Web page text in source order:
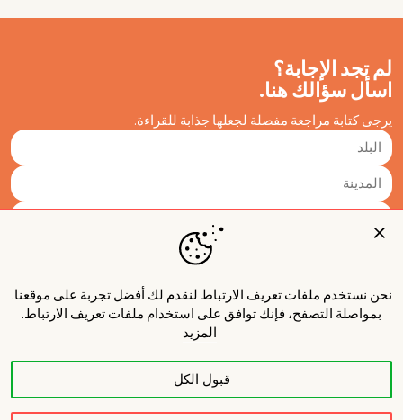
لم تجد الإجابة؟
اسأل سؤالك هنا.
يرجى كتابة مراجعة مفصلة لجعلها جذابة للقراءة.
نشر
نحن نستخدم ملفات تعريف الارتباط لنقدم لك أفضل تجربة على موقعنا.
بمواصلة التصفح، فإنك توافق على استخدام ملفات تعريف الارتباط.
المزيد
قبول الكل